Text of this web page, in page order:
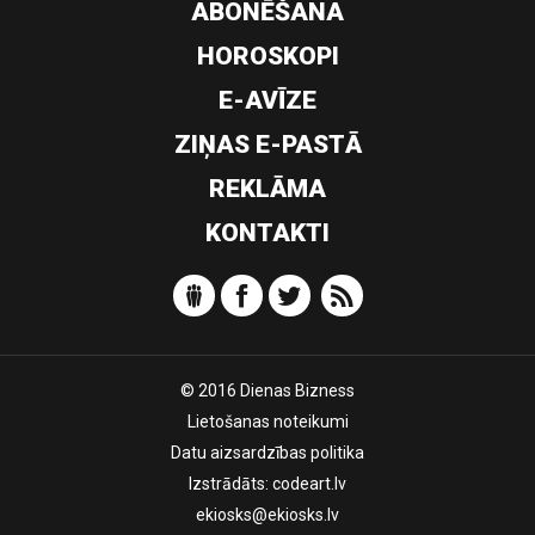
ABONĒŠANA
HOROSKOPI
E-AVĪZE
ZIŅAS E-PASTĀ
REKLĀMA
KONTAKTI
© 2016 Dienas Bizness
Lietošanas noteikumi
Datu aizsardzības politika
Izstrādāts: codeart.lv
ekiosks@ekiosks.lv